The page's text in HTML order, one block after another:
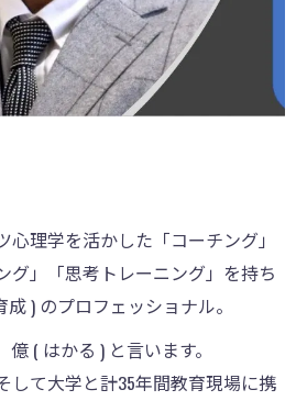
理学を活かした「コーチング」
グ」「思考トレーニング」を持ち
) のプロフェッショナル。
( はかる ) と言います。
して大学と計35年間教育現場に携